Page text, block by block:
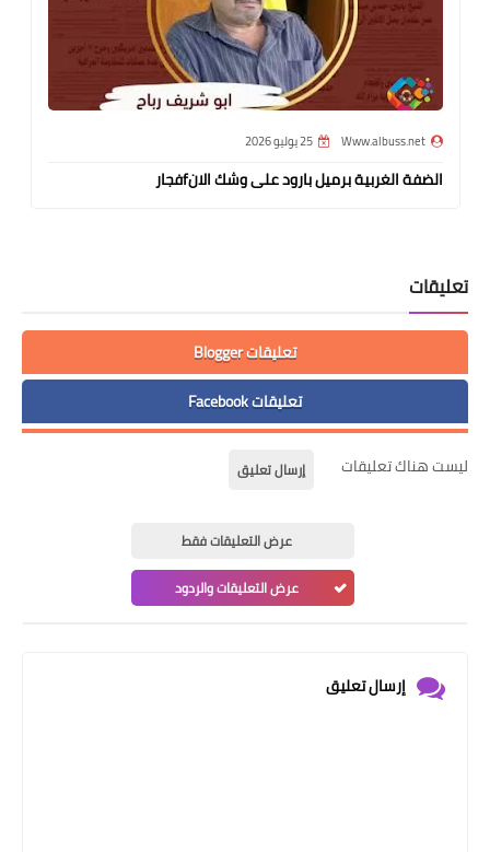
Www.albuss.net 25 يوليو 2026
الضفة الغربية برميل بارود على وشك الانfفجار
تعليقات
تعليقات Blogger
تعليقات Facebook
ليست هناك تعليقات إرسال تعليق
عرض التعليقات فقط
عرض التعليقات والردود
إرسال تعليق